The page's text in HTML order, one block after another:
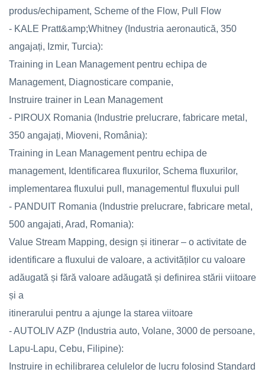
produs/echipament, Scheme of the Flow, Pull Flow
- KALE Pratt&amp;Whitney (Industria aeronautică, 350
angajați, Izmir, Turcia):
Training in Lean Management pentru echipa de
Management, Diagnosticare companie,
Instruire trainer in Lean Management
- PIROUX Romania (Industrie prelucrare, fabricare metal,
350 angajați, Mioveni, România):
Training in Lean Management pentru echipa de
management, Identificarea fluxurilor, Schema fluxurilor,
implementarea fluxului pull, managementul fluxului pull
- PANDUIT Romania (Industrie prelucrare, fabricare metal,
500 angajati, Arad, Romania):
Value Stream Mapping, design și itinerar – o activitate de
identificare a fluxului de valoare, a activităților cu valoare
adăugată și fără valoare adăugată și definirea stării viitoare
și a
itinerarului pentru a ajunge la starea viitoare
- AUTOLIV AZP (Industria auto, Volane, 3000 de persoane,
Lapu-Lapu, Cebu, Filipine):
Instruire in echilibrarea celulelor de lucru folosind Standard